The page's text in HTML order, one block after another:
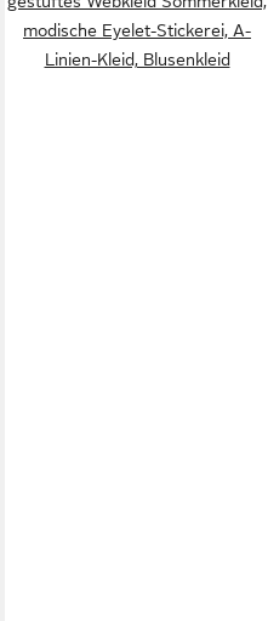
modische Eyelet-Stickerei, A-
Linien-Kleid, Blusenkleid